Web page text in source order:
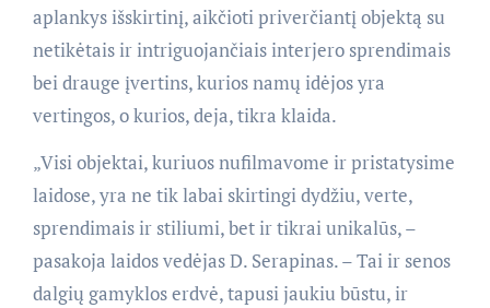
aplankys išskirtinį, aikčioti priverčiantį objektą su
netikėtais ir intriguojančiais interjero sprendimais
bei drauge įvertins, kurios namų idėjos yra
vertingos, o kurios, deja, tikra klaida.
„Visi objektai, kuriuos nufilmavome ir pristatysime
laidose, yra ne tik labai skirtingi dydžiu, verte,
sprendimais ir stiliumi, bet ir tikrai unikalūs, –
pasakoja laidos vedėjas D. Serapinas. – Tai ir senos
dalgių gamyklos erdvė, tapusi jaukiu būstu, ir